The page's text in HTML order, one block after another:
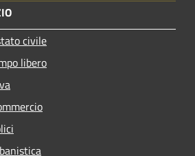
civile
libero